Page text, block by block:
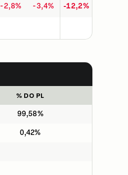
-2,8% -3,4% -12,2%
% DO PL
99,58%
0,42%